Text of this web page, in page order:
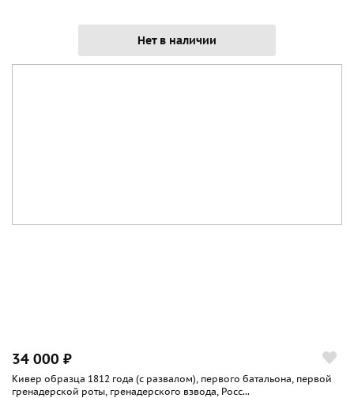
Нет в наличии
34 000 ₽
Кивер образца 1812 года (с развалом), первого батальона, первой
гренадерской роты, гренадерского взвода, Росс...